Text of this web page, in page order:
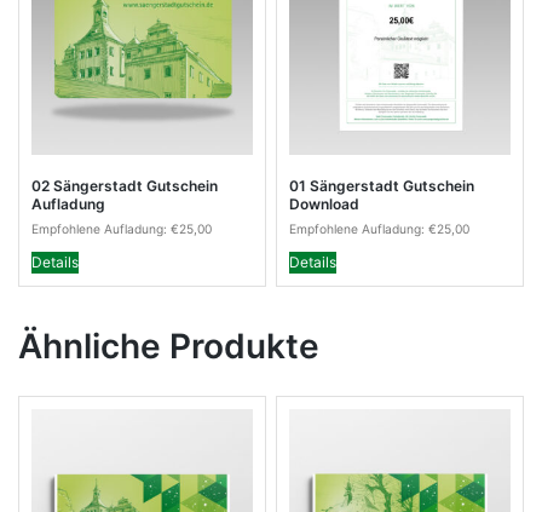
02 Sängerstadt Gutschein
Aufladung
Empfohlene Aufladung: €25,00
Details
01 Sängerstadt Gutschein
Download
Empfohlene Aufladung: €25,00
Details
Ähnliche Produkte